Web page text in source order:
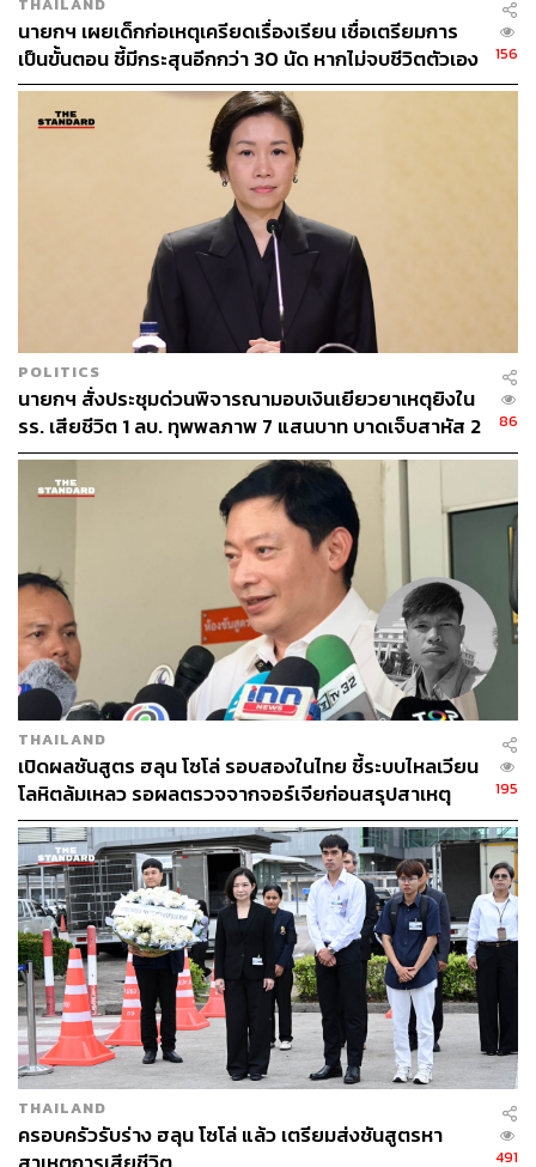
จังหวัด ทำให้ทรงทราบถึงสถานการณ์ยากลำบากของ
ประชาชนที่เข้าสู่กระบวนการยุติธรรมทางอาญาอย่างใกล้
ชิด พร้อมกันนี้ ทรงมีพระดำริให้เริ่มจัดตั้งโครงการ ‘กำลังใจ’
ขึ้น โดยมีวัตถุประสงค์เพื่อให้ความช่วยเหลือ ดูแลด้าน
สุขภาพ และให้สนับสนุนด้านจิตใจแก่ผู้ต้องขังหญิง ทั้งใน
ขณะจำคุกและภายหลังได้รับการปล่อยตัว โดยมุ่งเน้นการให้
โอกาสผู้ต้องขังหญิงในการกลับคืนสู่สังคม ตลอดจนส่งเสริม
ให้สังคมไทยได้เข้าใจปัญหาของผู้ที่เคยทำผิดพลาดที่ต้องการ
โอกาสเริ่มต้นใหม่
เมื่อการดำเนินโครงการมีพัฒนาการมาระยะหนึ่ง โปรดให้
จัดนิทรรศการ ‘Inspire’ เพื่อนำเสนอโครงการกำลังใจ ที่โถง
Rotunda ณ ศูนย์การประชุมสหประชาชาติ กรุงเวียนนา
ระหว่างสมัยการประชุมคณะกรรมาธิการสหประชาชาติว่า
ด้วยการป้องกันอาชญากรรมและความยุติธรรมทางอาญา
(Commission on Crime Prevention and Criminal Justice –
CCPCJ) สมัยที่ 17 ทำให้ทั่วโลกได้เห็นว่าผู้หญิงในเรือนจำมี
ปัญหาและข้อท้าทายในมิติด้านเพศภาพระหว่างที่อยู่ในเรือน
จำ เนื่องจากมีความต้องการที่แตกต่างจากผู้ต้องขังชาย
นิทรรศการครั้งนั้นจุดประกายความสนใจในบรรดาผู้แทน
ประเทศ นักวิชาการ และผู้ปฏิบัติงานในองค์กรภาคประชา
สังคมระหว่างประเทศ จนเกิดความตระหนักรู้ร่วมกันถึง
ปัญหา และความจำเป็นที่ควรยกระดับแนวทางในการปฏิบัติ
ต่อผู้ต้องขังหญิงให้เป็นมาตรฐานสากลและสอดรับกับมิติด้าน
เพศสภาพมากยิ่งขึ้น โดยใช้แนวทางการประสานความร่วม
มือจากภาคส่วนต่าง ๆ
จากความสำเร็จของโครงการกำลังใจ กระทรวงยุติธรรมจึง
ได้จัดตั้งโครงการ ‘Enhancing Lives of Female Inmates
(ELFI)’ หรือ ‘โครงการจัดทำข้อเสนอในนามประเทศไทยเพื่อ
ผลักดันให้เป็นข้อกำหนดสหประชาชาติว่าด้วยการปฏิบัติต่อผู้
ต้องขังหญิง’ เมื่อ พ.ศ. 2551 โดยเป็นโครงการระดับ
นานาชาติที่มุ่งต่อยอดความสำเร็จจากการช่วยเหลือผู้ต้องขัง
หญิง ภายในประเทศไปสู่การปรับปรุงมาตรฐานการปฏิบัติต่อ
ผู้ต้องขังหญิงในระดับสากล
ด้วยยุทธศาสตร์การทูตเชิงรุก ผ่านการเจรจาโน้มน้าวและ
แสวงหาความร่วมมือทั้งจากกลุ่มนักวิชาการ ผู้ปฏิบัติงาน
ราชทัณฑ์ รวมทั้งผู้แทนประเทศต่างๆ ในเวทีสหประชาชาติ
นายกฯ เผยเด็กก่อเหตุเครียดเรื่องเรียน เชื่อเตรียมการ
เป็นขั้นตอน ชี้มีกระสุนอีกกว่า 30 นัด หากไม่จบชีวิตตัวเอง
อาจสูญเสียเพิ่ม
156
POLITICS
นายกฯ สั่งประชุมด่วนพิจารณามอบเงินเยียวยาเหตุยิงใน
รร. เสียชีวิต 1 ลบ. ทุพพลภาพ 7 แสนบาท บาดเจ็บสาหัส 2
แสนบาท บาดเจ็บเล็กน้อย 1 แสนบาท
86
THAILAND
เปิดผลชันสูตร ฮลุน โซโล่ รอบสองในไทย ชี้ระบบไหลเวียน
โลหิตล้มเหลว รอผลตรวจจากจอร์เจียก่อนสรุปสาเหตุ
ทางการ
195
THAILAND
ครอบครัวรับร่าง ฮลุน โซโล่ แล้ว เตรียมส่งชันสูตรหา
491